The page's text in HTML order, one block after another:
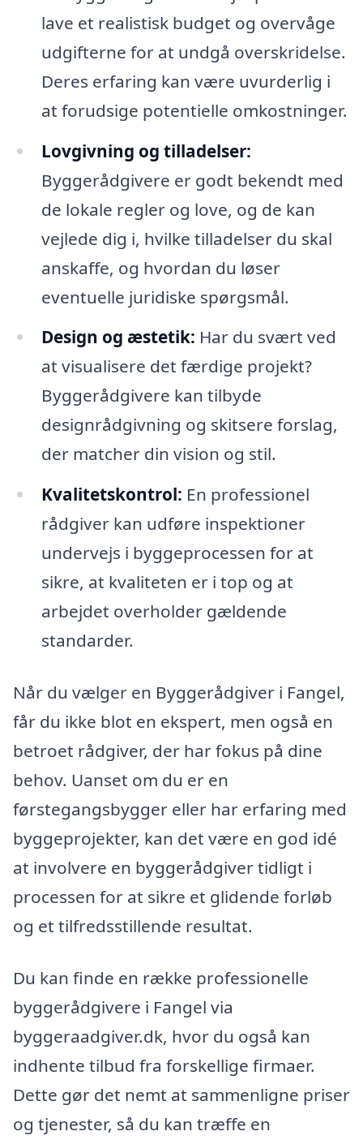
lave et realistisk budget og overvåge
udgifterne for at undgå overskridelse.
Deres erfaring kan være uvurderlig i
at forudsige potentielle omkostninger.
Lovgivning og tilladelser:
Byggerådgivere er godt bekendt med
de lokale regler og love, og de kan
vejlede dig i, hvilke tilladelser du skal
anskaffe, og hvordan du løser
eventuelle juridiske spørgsmål.
Design og æstetik: Har du svært ved
at visualisere det færdige projekt?
Byggerådgivere kan tilbyde
designrådgivning og skitsere forslag,
der matcher din vision og stil.
Kvalitetskontrol: En professionel
rådgiver kan udføre inspektioner
undervejs i byggeprocessen for at
sikre, at kvaliteten er i top og at
arbejdet overholder gældende
standarder.
Når du vælger en Byggerådgiver i Fangel,
får du ikke blot en ekspert, men også en
betroet rådgiver, der har fokus på dine
behov. Uanset om du er en
førstegangsbygger eller har erfaring med
byggeprojekter, kan det være en god idé
at involvere en byggerådgiver tidligt i
processen for at sikre et glidende forløb
og et tilfredsstillende resultat.
Du kan finde en række professionelle
byggerådgivere i Fangel via
byggeraadgiver.dk, hvor du også kan
indhente tilbud fra forskellige firmaer.
Dette gør det nemt at sammenligne priser
og tjenester, så du kan træffe en